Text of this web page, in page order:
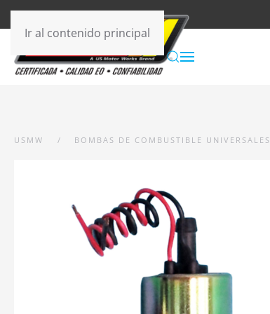
Ir al contenido principal
USMW BOMBAS DE COMBUSTIBLE UNIVERSALES